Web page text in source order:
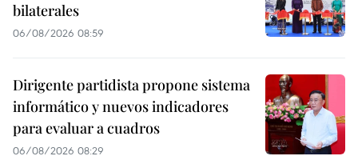
bilaterales
06/08/2026 08:59
Dirigente partidista propone sistema
informático y nuevos indicadores
para evaluar a cuadros
06/08/2026 08:29